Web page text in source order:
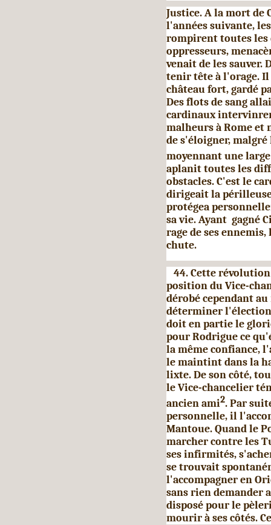
Justice. A la mort de
l'années suivante,
rompirent toutes les
oppresseurs,
venait de les sauver.
tenir tête à l'orage.
château fort, gardé
Des flots de sang
cardinaux
malheurs à Rome et
de s'éloigner,
moyennant une
aplanit toutes les
obstacles.C'est le
dirigeait la
protégea
sa vie. Ayant gagné
rage de ses
chute.
44. Cette
position du Vice-
dérobé cependant
déterminer l'élection
doit en partie le
pour Rodrigue ce
la même confiance,
le maintint dans la
lixte. De son côté,
le Vice-chancelier
ancien ami2. Par
personnelle, il
Mantoue. Quand le
marcher contre les
ses infirmités,
se trou­vait
l'accompagner en
sans rien demander
disposé pour le
mourir à ses côtés.